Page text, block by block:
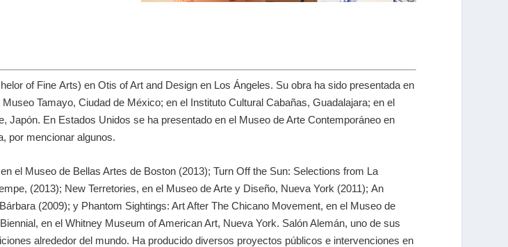
of Fine Arts) en Otis of Art and Design en Los Ángeles. Su obra ha sido presentada en
Tamayo, Ciudad de México; en el Instituto Cultural Cabañas, Guadalajara; en el
En Estados Unidos se ha presentado en el Museo de Arte Contemporáneo en
por mencionar algunos.
el Museo de Bellas Artes de Boston (2013); Turn Off the Sun: Selections from La
(2013); New Terretories, en el Museo de Arte y Diseño, Nueva York (2011); An
(2009); y Phantom Sightings: Art After The Chicano Movement, en el Museo de
en el Whitney Museum of American Art, Nueva York. Salón Alemán, uno de sus
alrededor del mundo. Ha producido diversos proyectos públicos e intervenciones en